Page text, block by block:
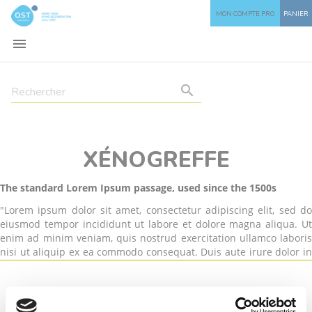
PANIER
MON COMPTE PRO


XÉNOGREFFE
The standard Lorem Ipsum passage, used since the 1500s
"Lorem ipsum dolor sit amet, consectetur adipiscing elit, sed do
eiusmod tempor incididunt ut labore et dolore magna aliqua. Ut
enim ad minim veniam, quis nostrud exercitation ullamco laboris
nisi ut aliquip ex ea commodo consequat. Duis aute irure dolor in